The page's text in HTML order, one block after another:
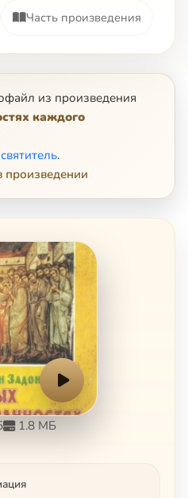
Часть произведения
из произведения
каждого
.
произведении
1.8 МБ